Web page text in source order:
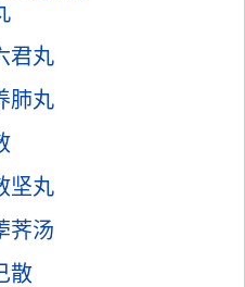
君丸
肺丸
坚丸
荠汤
散